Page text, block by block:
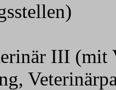
III (mit